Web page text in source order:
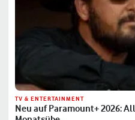
TV & ENTERTAINMENT
Neu auf Paramount+ 2026: